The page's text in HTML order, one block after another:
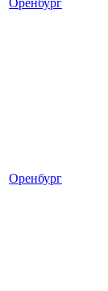
Оренбург